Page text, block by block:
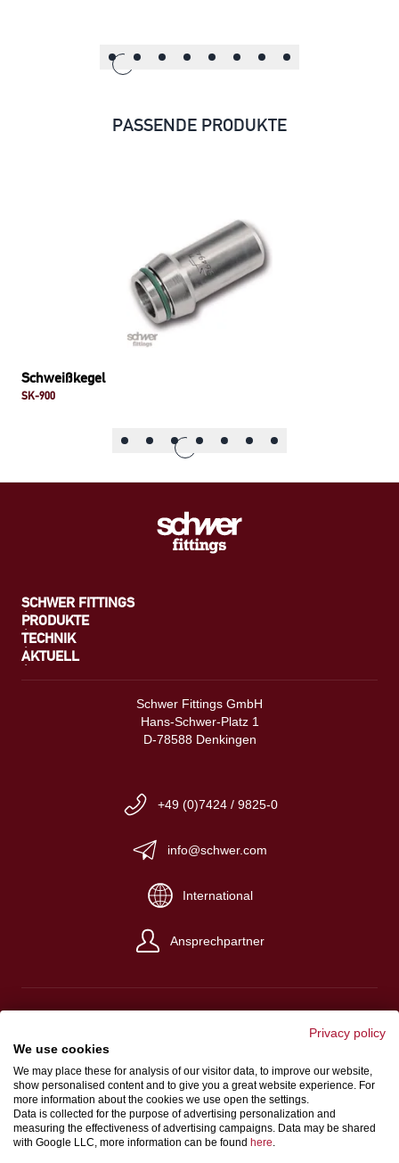
PASSENDE PRODUKTE
Schweißkegel
SK-900
SCHWER FITTINGS
PRODUKTE
TECHNIK
AKTUELL
Schwer Fittings GmbH
Hans-Schwer-Platz 1
D-78588 Denkingen
+49 (0)7424 / 9825-0
info@schwer.com
International
Ansprechpartner
Impressum
Verkaufs-, Einkaufs- und Lieferbedingungen
Datenschutz
Hinweisgeberschutzgesetz
Privacy policy
We use cookies
We may place these for analysis of our visitor data, to improve our website,
show personalised content and to give you a great website experience. For
more information about the cookies we use open the settings.
Data is collected for the purpose of advertising personalization and
measuring the effectiveness of advertising campaigns. Data may be shared
with Google LLC, more information can be found here.